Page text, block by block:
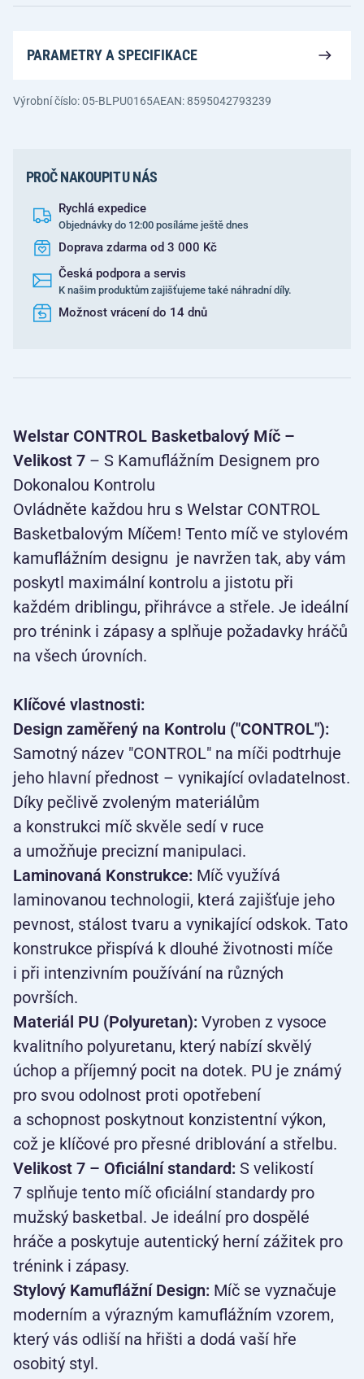
PARAMETRY A SPECIFIKACE
Výrobní číslo: 05-BLPU0165AEAN: 8595042793239
PROČ NAKOUPIT U NÁS
Rychlá expedice
Objednávky do 12:00 posíláme ještě dnes
Doprava zdarma od 3 000 Kč
Česká podpora a servis
K našim produktům zajišťujeme také náhradní díly.
Možnost vrácení do 14 dnů
Welstar CONTROL Basketbalový Míč –
Velikost 7 – S Kamuflážním Designem pro
Dokonalou Kontrolu
Ovládněte každou hru s Welstar CONTROL
Basketbalovým Míčem! Tento míč ve stylovém
kamuflážním designu je navržen tak, aby vám
poskytl maximální kontrolu a jistotu při
každém driblingu, přihrávce a střele. Je ideální
pro trénink i zápasy a splňuje požadavky hráčů
na všech úrovních.
Klíčové vlastnosti:
Design zaměřený na Kontrolu ("CONTROL"):
Samotný název "CONTROL" na míči podtrhuje
jeho hlavní přednost – vynikající ovladatelnost.
Díky pečlivě zvoleným materiálům
a konstrukci míč skvěle sedí v ruce
a umožňuje precizní manipulaci.
Laminovaná Konstrukce: Míč využívá
laminovanou technologii, která zajišťuje jeho
pevnost, stálost tvaru a vynikající odskok. Tato
konstrukce přispívá k dlouhé životnosti míče
i při intenzivním používání na různých
površích.
Materiál PU (Polyuretan): Vyroben z vysoce
kvalitního polyuretanu, který nabízí skvělý
úchop a příjemný pocit na dotek. PU je známý
pro svou odolnost proti opotřebení
a schopnost poskytnout konzistentní výkon,
což je klíčové pro přesné driblování a střelbu.
Velikost 7 – Oficiální standard: S velikostí
7 splňuje tento míč oficiální standardy pro
mužský basketbal. Je ideální pro dospělé
hráče a poskytuje autentický herní zážitek pro
trénink i zápasy.
Stylový Kamuflážní Design: Míč se vyznačuje
moderním a výrazným kamuflážním vzorem,
který vás odliší na hřišti a dodá vaší hře
osobitý styl.